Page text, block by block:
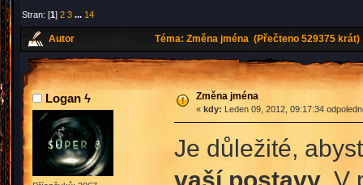
Stran: [1]2 3 ... 14
Autor Téma: Změna jména (Přečteno 529375 krát)
Logan ϟ Změna jména
« kdy: Leden 09, 2012, 09:17:34
Je důležité,